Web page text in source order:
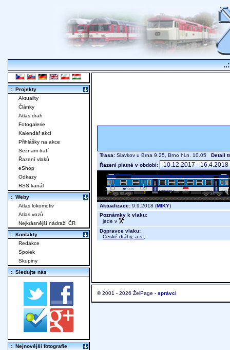
Trasa: Slavkov u Brna 9.25, Brno hl.n. 10.05 Detail
Řazení platné v období:
Aktualizace: 9.9.2018 (MIKY)
Poznámky k vlaku:
jede v
Dopravce vlaku:
České dráhy, a.s. ;
© 2001 - 2026 ŽelPage - správci
:. Projekty
Aktuality
Články
Atlas drah
Fotogalerie
Kalendář akcí
Přihlášky na akce
Seznam tratí
Řazení vlaků
eShop
Odkazy
RSS kanál
:. Weby
Atlas lokomotiv
Atlas vozů
Nejkrásnější nádraží ČR
:. Kontakty
Redakce
Spolek
Skupiny
:. Sledujte nás
:. Nejnovější fotografie